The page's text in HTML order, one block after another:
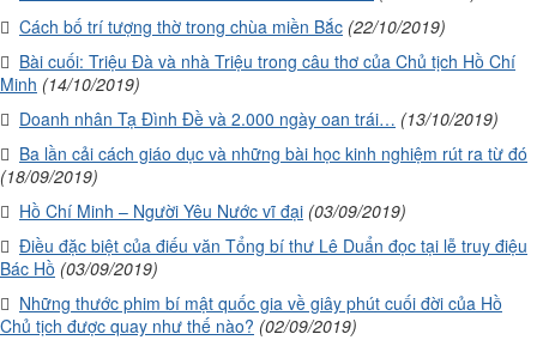
Cách bố trí tượng thờ trong chùa miền Bắc (22/10/2019)
Bài cuối: Triệu Đà và nhà Triệu trong câu thơ của Chủ tịch Hồ Chí
Minh (14/10/2019)
Doanh nhân Tạ Đình Đề và 2.000 ngày oan trái… (13/10/2019)
Ba lần cải cách giáo dục và những bài học kinh nghiệm rút ra từ đó
(18/09/2019)
Hồ Chí Minh – Người Yêu Nước vĩ đại (03/09/2019)
Điều đặc biệt của điếu văn Tổng bí thư Lê Duẩn đọc tại lễ truy điệu
Bác Hồ (03/09/2019)
Những thước phim bí mật quốc gia về giây phút cuối đời của Hồ
Chủ tịch được quay như thế nào? (02/09/2019)